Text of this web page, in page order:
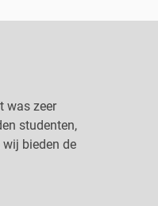
was zeer
studenten,
bieden de